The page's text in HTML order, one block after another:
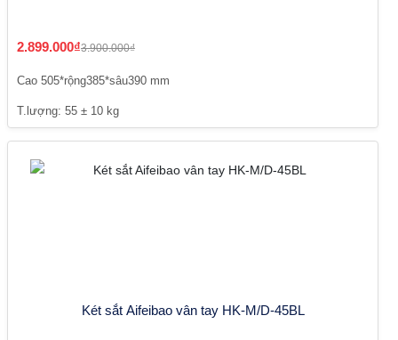
2.899.000₫3.900.000₫
Cao 505*rộng385*sâu390 mm
T.lượng: 55 ± 10 kg
Két sắt Aifeibao vân tay HK-M/D-45BL